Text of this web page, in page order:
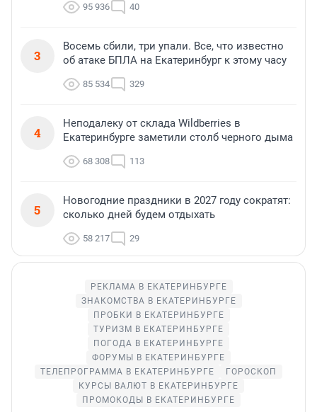
95 936 40
3
Восемь сбили, три упали. Все, что известно
об атаке БПЛА на Екатеринбург к этому часу
85 534 329
4
Неподалеку от склада Wildberries в
Екатеринбурге заметили столб черного дыма
68 308 113
5
Новогодние праздники в 2027 году сократят:
сколько дней будем отдыхать
58 217 29
РЕКЛАМА В ЕКАТЕРИНБУРГЕ
ЗНАКОМСТВА В ЕКАТЕРИНБУРГЕ
ПРОБКИ В ЕКАТЕРИНБУРГЕ
ТУРИЗМ В ЕКАТЕРИНБУРГЕ
ПОГОДА В ЕКАТЕРИНБУРГЕ
ФОРУМЫ В ЕКАТЕРИНБУРГЕ
ТЕЛЕПРОГРАММА В ЕКАТЕРИНБУРГЕ
ГОРОСКОП
КУРСЫ ВАЛЮТ В ЕКАТЕРИНБУРГЕ
ПРОМОКОДЫ В ЕКАТЕРИНБУРГЕ